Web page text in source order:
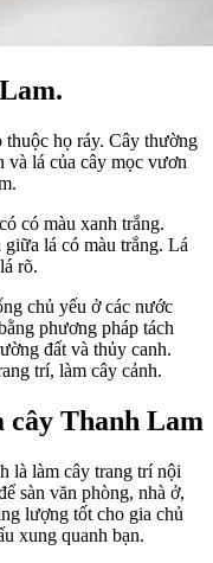
họ ráy. Cây thường
và lá của cây mọc vươn
có màu xanh trắng.
lá có màu trắng. Lá
rõ.
chủ yếu ở các nước
phương pháp tách
đất và thủy canh.
trí, làm cây cảnh.
cây Thanh Lam
là làm cây trang trí nội
sàn văn phòng, nhà ở,
lượng tốt cho gia chủ
xung quanh bạn.